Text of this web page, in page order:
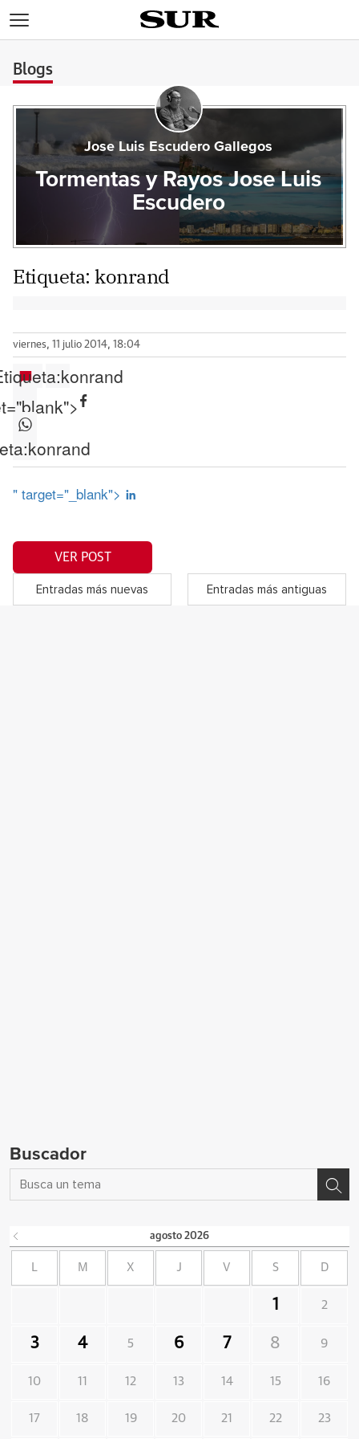
Blogs
Jose Luis Escudero Gallegos
Tormentas y Rayos Jose Luis
Escudero
Etiqueta:konrand
viernes, 11 julio 2014, 18:04
konrand
konrand
" target="_blank">
VER POST
Entradas más nuevas Entradas más antiguas
Buscador
agosto 2026
L M X J V S D
1 2
3 4 5 6 7 8 9
10 11 12 13 14 15 16
17 18 19 20 21 22 23